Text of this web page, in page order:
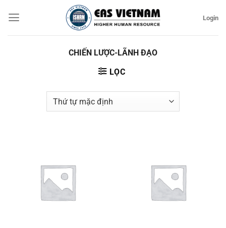
qua
Login
CHIẾN LƯỢC-LÃNH ĐẠO
LỌC